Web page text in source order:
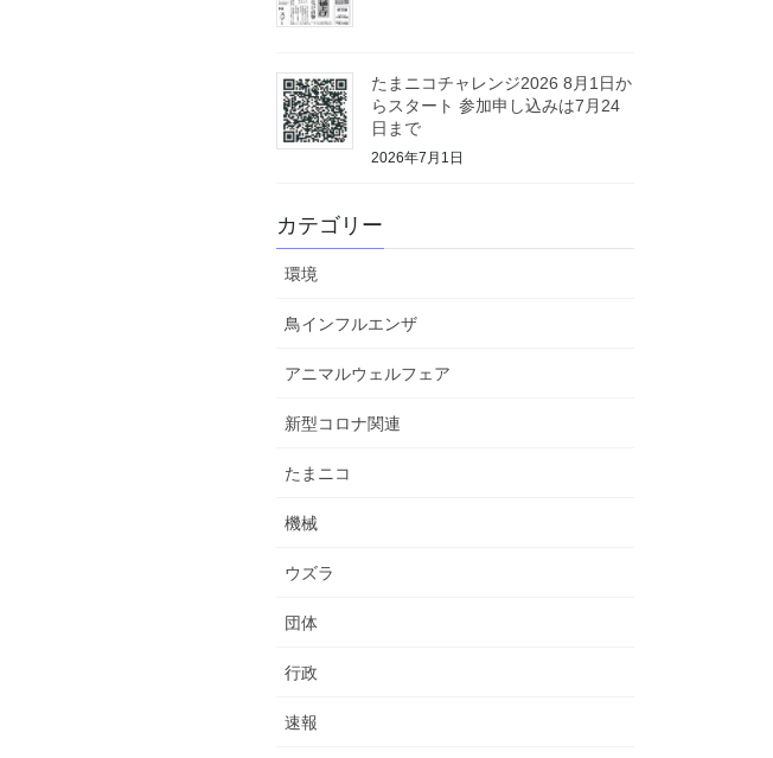
たまニコチャレンジ2026 8月1日か
らスタート 参加申し込みは7月24
日まで
2026年7月1日
カテゴリー
環境
鳥インフルエンザ
アニマルウェルフェア
新型コロナ関連
たまニコ
機械
ウズラ
団体
行政
速報